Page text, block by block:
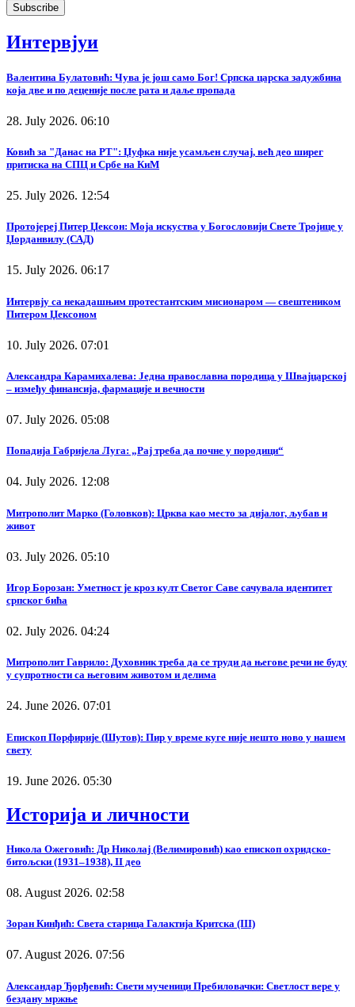
Интервјуи
Валентина Булатовић: Чува је још само Бог! Српска царска задужбина
која две и по деценије после рата и даље пропада
28. July 2026. 06:10
Ковић за "Данас на РТ": Џуфка није усамљен случај, већ део ширег
притиска на СПЦ и Србе на КиМ
25. July 2026. 12:54
Протојереј Питер Џексон: Моја искуства у Богословији Свете Тројице у
Џорданвилу (САД)
15. July 2026. 06:17
Интервју са некадашњим протестантским мисионаром — свештеником
Питером Џексоном
10. July 2026. 07:01
Александра Карамихалева: Једна православна породица у Швајцарској
– између финансија, фармације и вечности
07. July 2026. 05:08
Попадија Габријела Луга: „Рај треба да почне у породици“
04. July 2026. 12:08
Митрополит Марко (Головков): Црква као место за дијалог, љубав и
живот
03. July 2026. 05:10
Игор Борозан: Уметност је кроз култ Светог Саве сачувала идентитет
српског бића
02. July 2026. 04:24
Митрополит Гаврило: Духовник треба да се труди да његове речи не буду
у супротности са његовим животом и делима
24. June 2026. 07:01
Епископ Порфирије (Шутов): Пир у време куге није нешто ново у нашем
свету
19. June 2026. 05:30
Историја и личности
Никола Ожеговић: Др Николај (Велимировић) као епископ охридско-
битољски (1931–1938), II део
08. August 2026. 02:58
Зоран Кинђић: Света старица Галактија Критска (III)
07. August 2026. 07:56
Александар Ђорђевић: Свети мученици Пребиловачки: Светлост вере у
бездану мржње